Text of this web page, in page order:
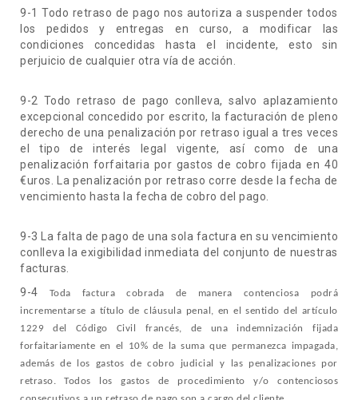
9-1 Todo retraso de pago nos autoriza a suspender todos
los pedidos y entregas en curso, a modificar las
condiciones concedidas hasta el incidente, esto sin
perjuicio de cualquier otra vía de acción.
9-2 Todo retraso de pago conlleva, salvo aplazamiento
excepcional concedido por escrito, la facturación de pleno
derecho de una penalización por retraso igual a tres veces
el tipo de interés legal vigente, así como de una
penalización forfaitaria por gastos de cobro fijada en 40
€uros. La penalización por retraso corre desde la fecha de
vencimiento hasta la fecha de cobro del pago.
9-3 La falta de pago de una sola factura en su vencimiento
conlleva la exigibilidad inmediata del conjunto de nuestras
facturas.
9-4
Toda factura cobrada de manera contenciosa podrá
incrementarse a título de cláusula penal, en el sentido del artículo
1229 del Código Civil francés, de una indemnización fijada
forfaitariamente en el 10% de la suma que permanezca impagada,
además de los gastos de cobro judicial y las penalizaciones por
retraso. Todos los gastos de procedimiento y/o contenciosos